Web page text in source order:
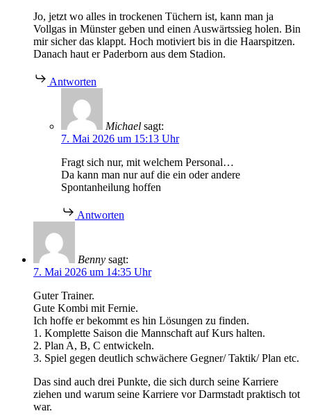
Jo, jetzt wo alles in trockenen Tüchern ist, kann man ja
Vollgas in Münster geben und einen Auswärtssieg holen. Bin
mir sicher das klappt. Hoch motiviert bis in die Haarspitzen.
Danach haut er Paderborn aus dem Stadion.
Antworten
Michael sagt:
7. Mai 2026 um 15:13 Uhr
Fragt sich nur, mit welchem Personal…
Da kann man nur auf die ein oder andere
Spontanheilung hoffen
Antworten
Benny sagt:
7. Mai 2026 um 14:35 Uhr
Guter Trainer.
Gute Kombi mit Fernie.
Ich hoffe er bekommt es hin Lösungen zu finden.
1. Komplette Saison die Mannschaft auf Kurs halten.
2. Plan A, B, C entwickeln.
3. Spiel gegen deutlich schwächere Gegner/ Taktik/ Plan etc.
Das sind auch drei Punkte, die sich durch seine Karriere
ziehen und warum seine Karriere vor Darmstadt praktisch tot
war.